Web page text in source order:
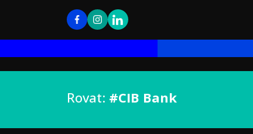
Rovat: #CIB Bank